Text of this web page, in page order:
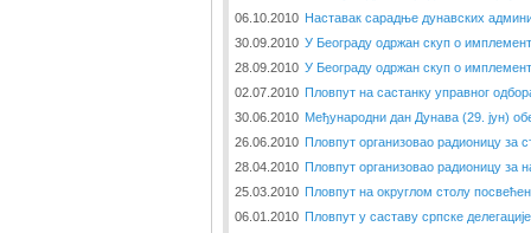
06.10.2010 Наставак сарадње дунавских
30.09.2010 У Београду одржан скуп о
28.09.2010 У Београду одржан скуп о
02.07.2010 Пловпут на састанку управног
30.06.2010 Међународни дан Дунава (29. јун)
26.06.2010 Пловпут организовао радионицу за
28.04.2010 Пловпут организовао радионицу за
25.03.2010 Пловпут на округлом столу
06.01.2010 Пловпут у саставу српске